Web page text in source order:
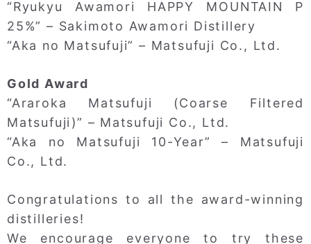
“Ryukyu Awamori HAPPY MOUNTAIN P
25%” – Sakimoto Awamori Distillery
“Aka no Matsufuji” – Matsufuji Co., Ltd.
Gold Award
“Araroka Matsufuji (Coarse Filtered
Matsufuji)” – Matsufuji Co., Ltd.
“Aka no Matsufuji 10-Year” – Matsufuji
Co., Ltd.
Congratulations to all the award-winning
distilleries!
We encourage everyone to try these